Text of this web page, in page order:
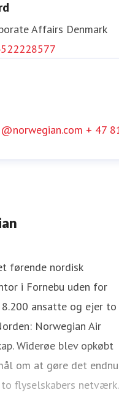
Affairs Denmark
+ 47
førende nordisk
i Fornebu uden for
ansatte og ejer to
Norwegian Air
Widerøe blev opkøbt
om at gøre det endnu
flyselskabers netværk.